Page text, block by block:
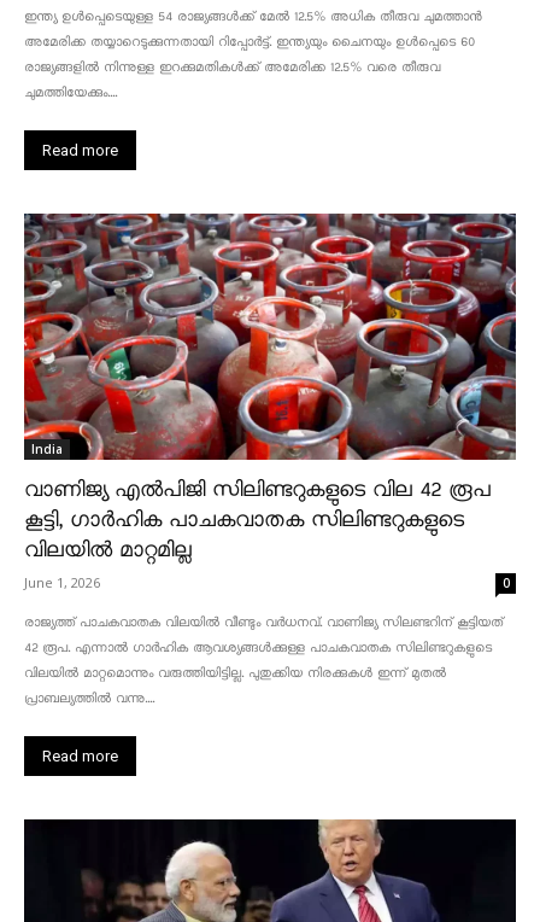
ഇന്ത്യ ഉൾപ്പെടെയുള്ള 54 രാജ്യങ്ങൾക്ക് മേൽ 12.5% അധിക തീരുവ ചുമത്താൻ
അമേരിക്ക തയ്യാറെടുക്കുന്നതായി റിപ്പോർട്ട്. ഇന്ത്യയും ചൈനയും ഉൾപ്പെടെ 60
രാജ്യങ്ങളിൽ നിന്നുള്ള ഇറക്കുമതികൾക്ക് അമേരിക്ക 12.5% ​​വരെ തീരുവ
ചുമത്തിയേക്കും....
Read more
India
വാണിജ്യ എൽപിജി സിലിണ്ടറുകളുടെ വില 42 രൂപ
കൂട്ടി, ഗാർഹിക പാചകവാതക സിലിണ്ടറുകളുടെ
വിലയിൽ മാറ്റമില്ല
June 1, 2026 0
രാജ്യത്ത് പാചകവാതക വിലയിൽ വീണ്ടും വർധനവ്. വാണിജ്യ സിലണ്ടറിന് കൂട്ടിയത്
42 രൂപ. എന്നാൽ ഗാർഹിക ആവശ്യങ്ങൾക്കുള്ള പാചകവാതക സിലിണ്ടറുകളുടെ
വിലയിൽ മാറ്റമൊന്നും വരുത്തിയിട്ടില്ല. പുതുക്കിയ നിരക്കുകൾ ഇന്ന് മുതൽ
പ്രാബല്യത്തിൽ വന്നു....
Read more